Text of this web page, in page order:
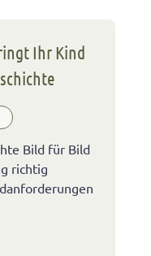
Ihr Kind
Bild für Bild
richtig